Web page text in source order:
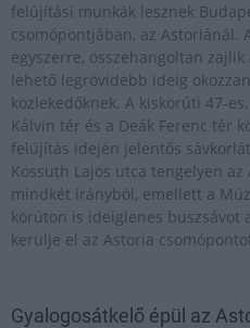
felújítási munkák lesznek
csomópontjában, az Astoriánál.
egyszerre, összehangoltan
lehető legrövidebb ideig
közlekedőknek. A kiskörúti 47-
Kálvin tér és a Deák Ferenc tér
felújítás idején jelentős
Kossuth Lajos utca tengelyen
mindkét irányból, emellett a
körúton is ideiglenes buszsávot
kerülje el az Astoria
Gyalogosátkelő épül az